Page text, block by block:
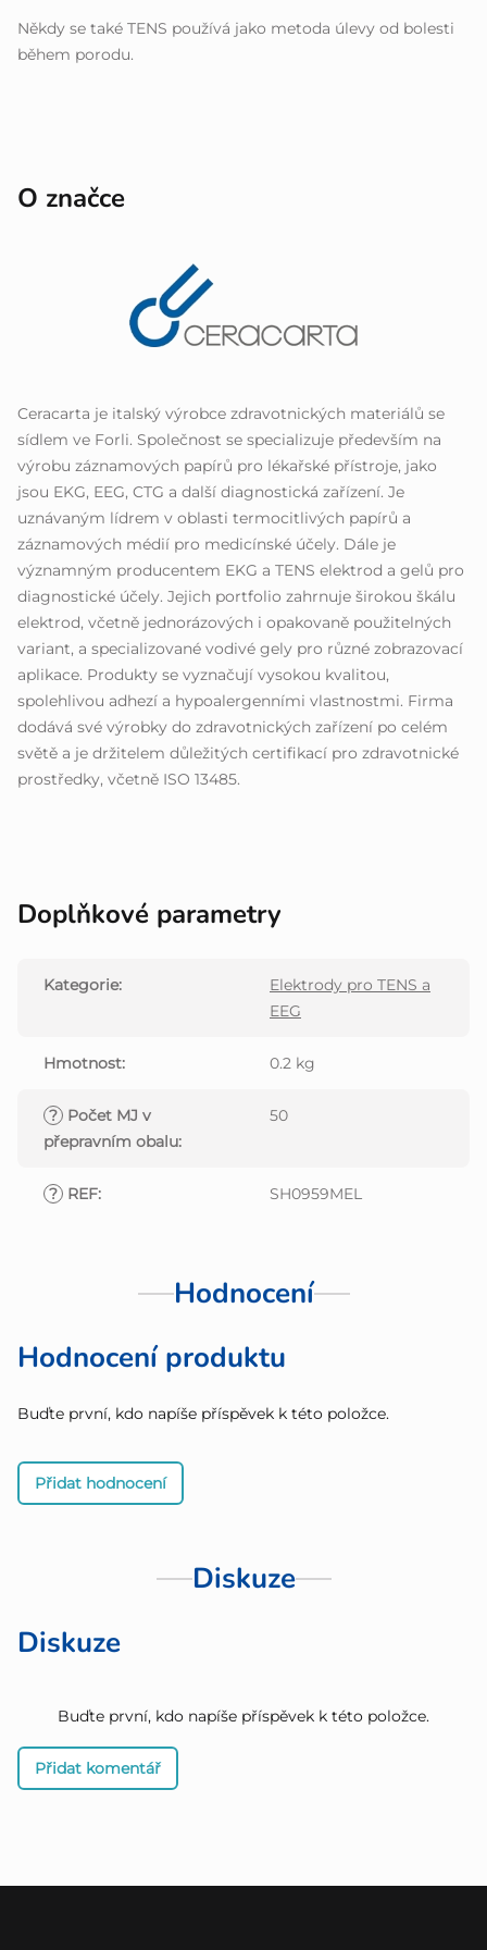
Někdy se také TENS používá jako metoda úlevy od bolesti
během porodu.
O značce
Ceracarta je italský výrobce zdravotnických materiálů se
sídlem ve Forli. Společnost se specializuje především na
výrobu záznamových papírů pro lékařské přístroje, jako
jsou EKG, EEG, CTG a další diagnostická zařízení. Je
uznávaným lídrem v oblasti termocitlivých papírů a
záznamových médií pro medicínské účely. Dále je
významným producentem EKG a TENS elektrod a gelů pro
diagnostické účely. Jejich portfolio zahrnuje širokou škálu
elektrod, včetně jednorázových i opakovaně použitelných
variant, a specializované vodivé gely pro různé zobrazovací
aplikace. Produkty se vyznačují vysokou kvalitou,
spolehlivou adhezí a hypoalergenními vlastnostmi. Firma
dodává své výrobky do zdravotnických zařízení po celém
světě a je držitelem důležitých certifikací pro zdravotnické
prostředky, včetně ISO 13485.
Doplňkové parametry
Kategorie:
Elektrody pro TENS a
EEG
Hmotnost: 0.2 kg
? Počet MJ v
přepravním obalu:
50
? REF: SH0959MEL
Hodnocení
Hodnocení produktu
Buďte první, kdo napíše příspěvek k této položce.
Přidat hodnocení
Diskuze
Diskuze
Buďte první, kdo napíše příspěvek k této položce.
Přidat komentář